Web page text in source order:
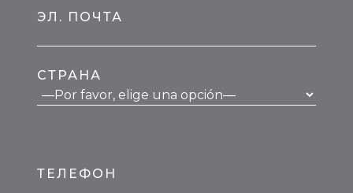
ЭЛ. ПОЧТА
СТРАНА
ТЕЛЕФОН